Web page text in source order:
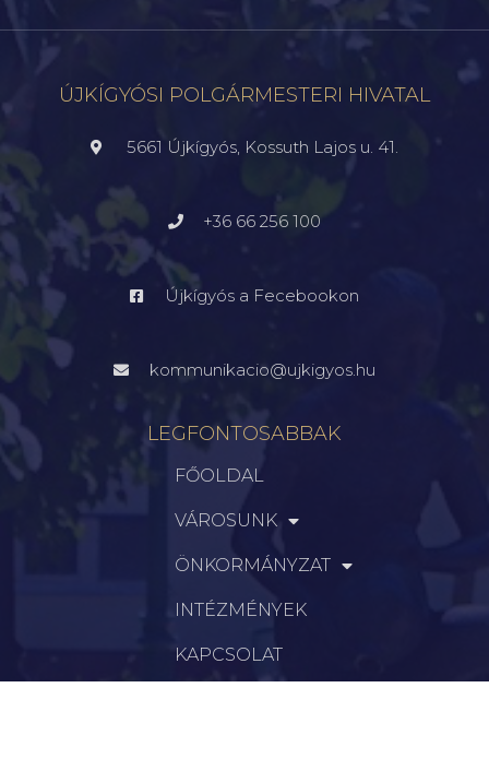
ÚJKÍGYÓSI POLGÁRMESTERI HIVATAL
5661 Újkígyós, Kossuth Lajos u. 41.
+36 66 256 100
Újkígyós a Fecebookon
kommunikacio@ujkigyos.hu
LEGFONTOSABBAK
FŐOLDAL
VÁROSUNK
ÖNKORMÁNYZAT
INTÉZMÉNYEK
KAPCSOLAT